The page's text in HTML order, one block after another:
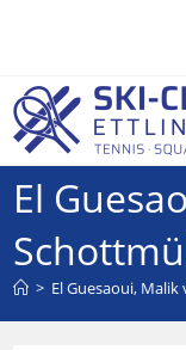
El
> El Guesaoui,